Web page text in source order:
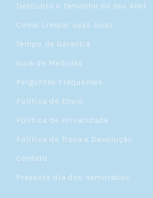
Descubra o Tamanho do seu Anel
Como Limpar suas Joias
Tempo de Garantia
Guia de Medidas
Perguntas Frequentes
Política de Envio
Política de Privacidade
Política de Troca e Devolução
Contato
Presente dia dos namorados